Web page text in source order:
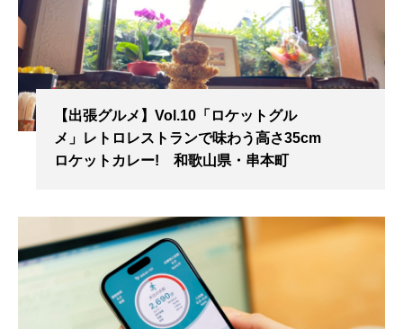
【出張グルメ】Vol.10「ロケットグル
メ」レトロレストランで味わう高さ35cm
ロケットカレー! 和歌山県・串本町